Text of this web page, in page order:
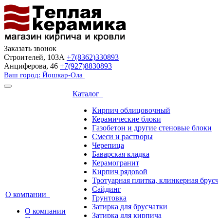
Заказать звонок
Строителей, 103А +7(8362)330893
Анциферова, 46 +7(927)8830893
Ваш город: Йошкар-Ола
О компании
О компании
Каталог
Кирпич облицовочный
Керамические блоки
Газобетон и другие стеновые блоки
Смеси и растворы
Черепица
Баварская кладка
Керамогранит
Кирпич рядовой
Тротуарная плитка, клинкерная
Сайдинг
Грунтовка
Затирка для брусчатки
Затирка для кирпича